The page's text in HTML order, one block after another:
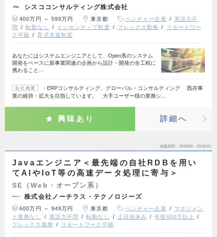
シスココンサルティング株式会社
400万円 ～ 599万円 東京都 ベンチャー企業
英語力不
問
転勤なし インセンティブ制度 フレックス勤務
リモートワー
ク可能
育児支援制度
あなたにはシステムエンジニアとして、Open系のシステム
開発をベースに新事業関連の企画から設計・開発の全工程に
携わること…
会社概要
・ERPコンサルティング、グローバル・コンサルティング 既存事
業の維持・拡大を目指しています。 大手ユーザー様の業務シ…
興味あり 詳細へ
掲載期間 26/08/06～26/08/19
Javaエンジニア＜最先端の自社RDBを用い
てAIやIoT等の高速データ処理に寄与＞
SE（Web・オープン系）
株式会社ノーチラス・テクノロジーズ
600万円 ～ 949万円 東京都 ベンチャー企業
マネジメン
ト業務なし
英語力不問 転勤なし 土日祝休み
年収600万以上
フレックス勤務
リモートワーク可能